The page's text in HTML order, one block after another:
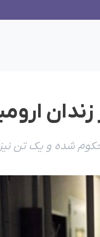
شدە و یک تن نیز